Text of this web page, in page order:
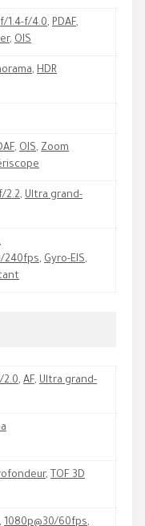
f/1.4-f/4.0, PDAF,
, OIS
, HDR
, OIS, Zoom
2.2, Ultra grand-
,
240fps, Gyro-EIS,
2.0, AF, Ultra grand-
, TOF 3D
, 1080p@30/60fps,